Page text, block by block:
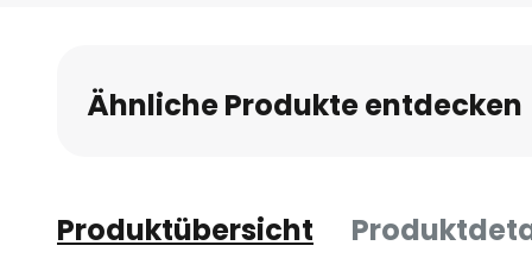
Bildgalerie
springen
Ähnliche Produkte entdecken
Produktübersicht